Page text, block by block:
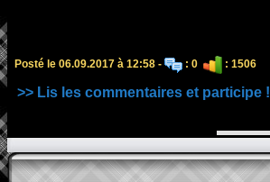
Posté le 06.09.2017 à 12:58 - : 0 : 1506
>> Lis les commentaires et participe !